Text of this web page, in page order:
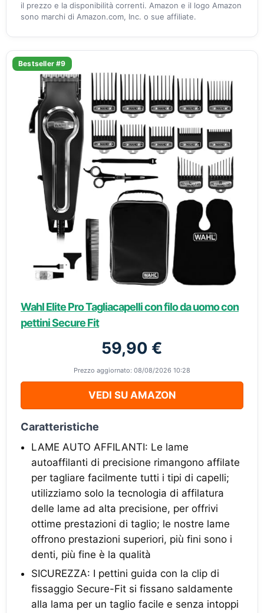
il prezzo e la disponibilità correnti. Amazon e il logo Amazon
sono marchi di Amazon.com, Inc. o sue affiliate.
Bestseller #9
Wahl Elite Pro Tagliacapelli con filo da uomo con
pettini Secure Fit
59,90 €
Prezzo aggiornato: 08/08/2026 10:28
VEDI SU AMAZON
Caratteristiche
LAME AUTO AFFILANTI: Le lame
autoaffilanti di precisione rimangono affilate
per tagliare facilmente tutti i tipi di capelli;
utilizziamo solo la tecnologia di affilatura
delle lame ad alta precisione, per offrivi
ottime prestazioni di taglio; le nostre lame
offrono prestazioni superiori, più fini sono i
denti, più fine è la qualità
SICUREZZA: I pettini guida con la clip di
fissaggio Secure-Fit si fissano saldamente
alla lama per un taglio facile e senza intoppi